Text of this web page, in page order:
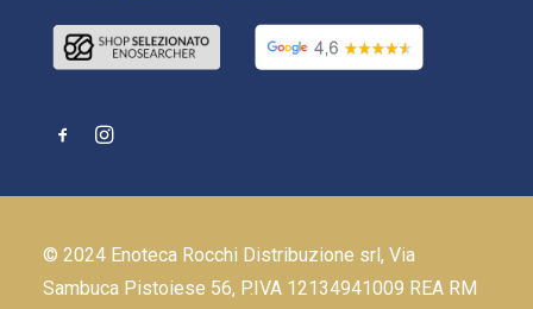
© 2024 Enoteca Rocchi Distribuzione srl, Via
Sambuca Pistoiese 56, P.IVA 12134941009 REA RM